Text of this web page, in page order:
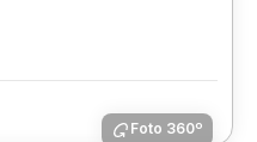
Foto 360º